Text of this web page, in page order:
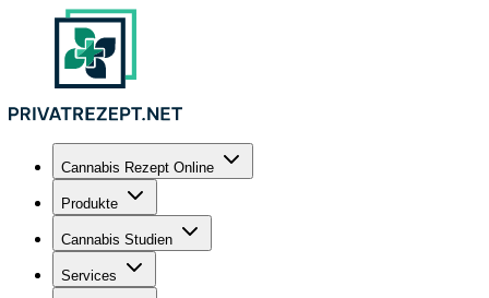
Cannabis Rezept Online
Produkte
Cannabis Studien
Services